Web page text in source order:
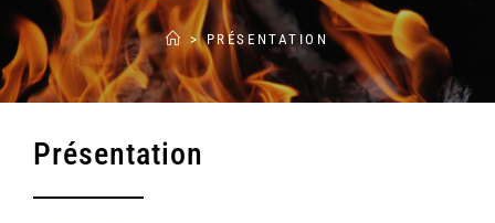
> PRÉSENTATION
Présentation